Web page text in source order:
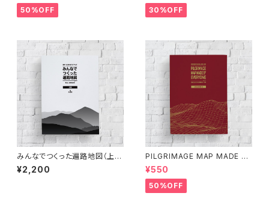
50%OFF 30%OFF
みんなでつくった遍路地図（上
巻）第3版
¥2,200
PILGRIMAGE MAP MADE BY
EVERYONE (VOLUME 3)
¥550
50%OFF